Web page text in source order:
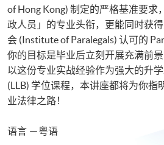
of Hong Kong) 制定的严格基准要求
政人员」的专业头衔，更能同时获
会 (Institute of Paralegals) 认可的
你的目标是毕业后立刻开展充满前
以这份专业实战经验作为强大的升
(LLB) 学位课程，本讲座都将为你指
业法律之路！
语言 －粤语